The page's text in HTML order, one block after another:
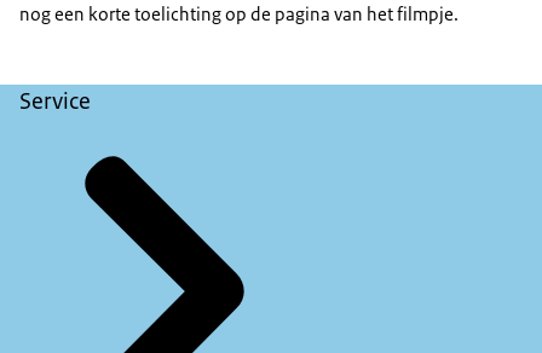
nog een korte toelichting op de pagina van het filmpje.
Service